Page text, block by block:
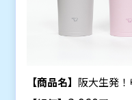
【商品名】 阪大生発